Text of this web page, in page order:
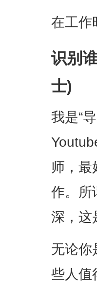
在工作
识别
士)
我是“
师，最
作。所
深，这
无论你
些人值